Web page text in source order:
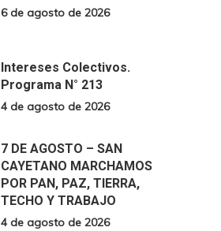
6 de agosto de 2026
Intereses Colectivos.
Programa N° 213
4 de agosto de 2026
7 DE AGOSTO – SAN
CAYETANO MARCHAMOS
POR PAN, PAZ, TIERRA,
TECHO Y TRABAJO
4 de agosto de 2026